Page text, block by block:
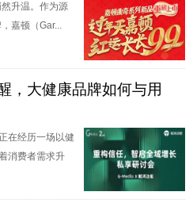
升温。作为源
嘉顿（Gar...
，大健康品牌如何与用
在经历一场以健
消费者需求升